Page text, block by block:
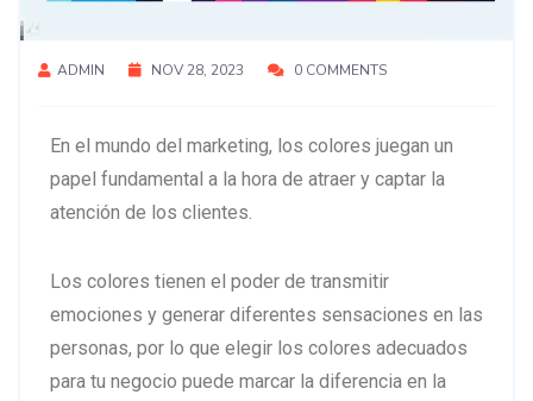
ADMIN NOV 28, 2023 0 COMMENTS
En el mundo del marketing, los colores juegan un
papel fundamental a la hora de atraer y captar la
atención de los clientes.
Los colores tienen el poder de transmitir
emociones y generar diferentes sensaciones en las
personas, por lo que elegir los colores adecuados
para tu negocio puede marcar la diferencia en la